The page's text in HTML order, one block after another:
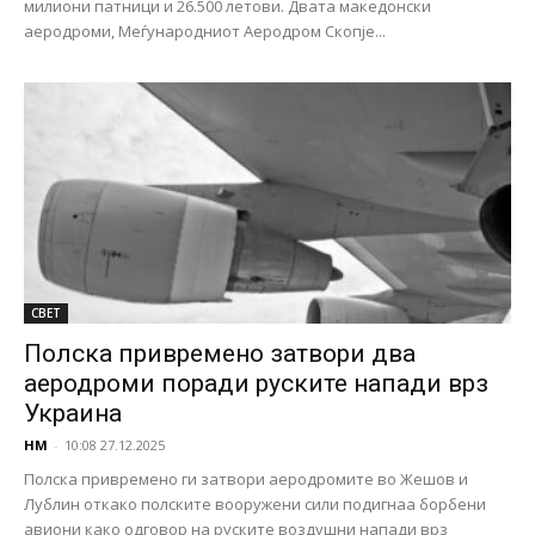
милиони патници и 26.500 летови. Двата македонски
аеродроми, Меѓународниот Аеродром Скопје...
СВЕТ
Полска привремено затвори два
аеродроми поради руските напади врз
Украина
НМ - 10:08 27.12.2025
Полска привремено ги затвори аеродромите во Жешов и
Лублин откако полските вооружени сили подигнаа борбени
авиони како одговор на руските воздушни напади врз